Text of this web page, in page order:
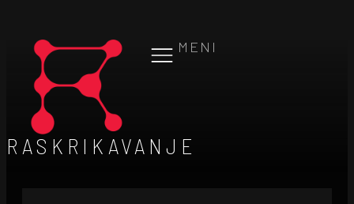
MENI
RASKRIKAVANJE